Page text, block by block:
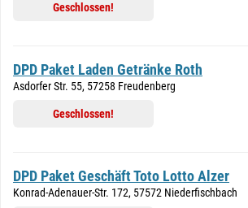
Geschlossen!
DPD Paket Laden Getränke Roth
Asdorfer Str. 55, 57258 Freudenberg
Geschlossen!
DPD Paket Geschäft Toto Lotto Alzer
Konrad-Adenauer-Str. 172, 57572 Niederfischbach